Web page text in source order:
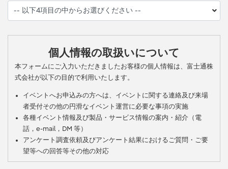
個人情報の取扱いについて
本フォームにご入力いただきましたお客様の個人情報は、富士通株
式会社が以下の目的で利用いたします。
イベントへお申込みの方へは、イベントに関する連絡及び来場
者受付その他の円滑なイベント運営に必要な事項の実施
各種イベント情報及び製品・サービス情報の案内・紹介（電
話，e-mail，DM 等）
アンケート調査依頼及びアンケート結果におけるご質問・ご要
望等への回答等その他の対応